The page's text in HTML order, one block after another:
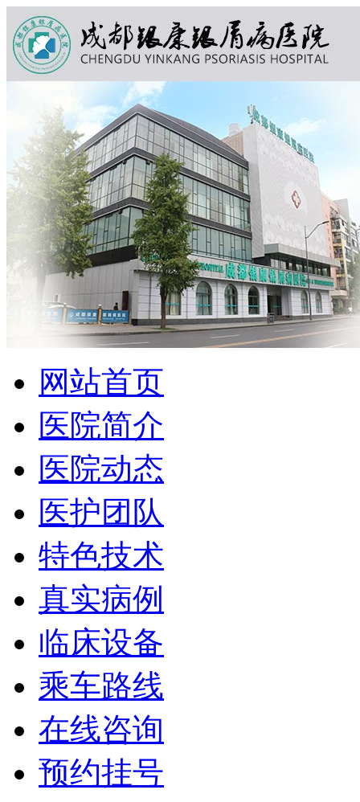
网站首页
医院简介
医院动态
医护团队
特色技术
真实病例
临床设备
乘车路线
在线咨询
预约挂号